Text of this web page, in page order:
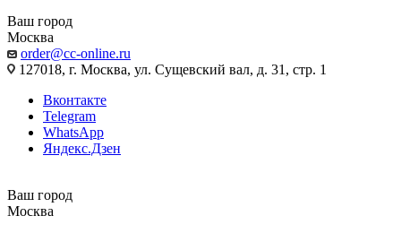
Ваш город
Москва
order@cc-online.ru
127018, г. Москва, ул. Сущевский вал, д. 31, стр. 1
Вконтакте
Telegram
WhatsApp
Яндекс.Дзен
Ваш город
Москва